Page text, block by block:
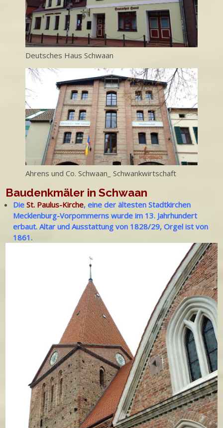
Deutsches Haus Schwaan
Ahrens und Co. Schwaan_ Schwankwirtschaft
Baudenkmäler in Schwaan
DieSt. Paulus-Kirche, eine der ältesten Stadtkirchen
Mecklenburg-Vorpommerns wurde im 13. Jahrhundert
erbaut. Altar und Ausstattung von 1828/29, Orgel ist von
1861.